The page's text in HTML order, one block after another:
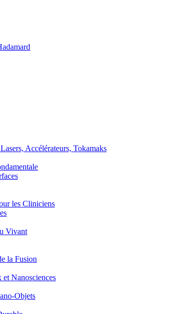
Accélérateurs, Tokamaks
les Cliniciens
Vivant
la Fusion
Nanosciences
Objets